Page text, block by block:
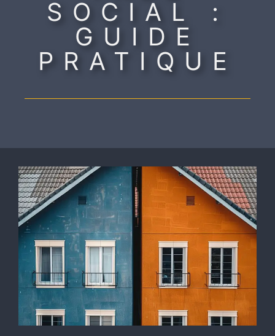
SOCIAL :
GUIDE
PRATIQUE